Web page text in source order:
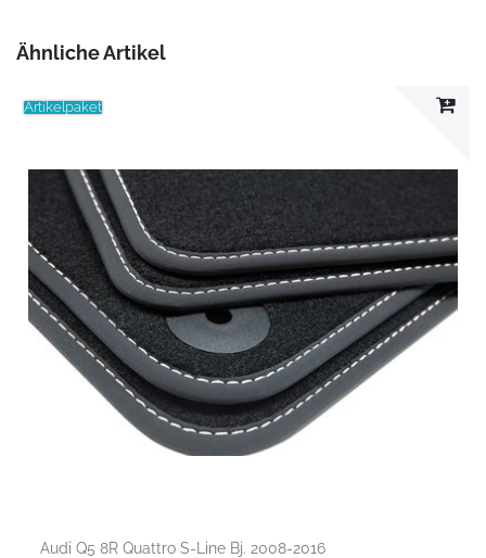
Ähnliche Artikel
Artikelpaket
Audi Q5 8R Quattro S-Line Bj. 2008-2016